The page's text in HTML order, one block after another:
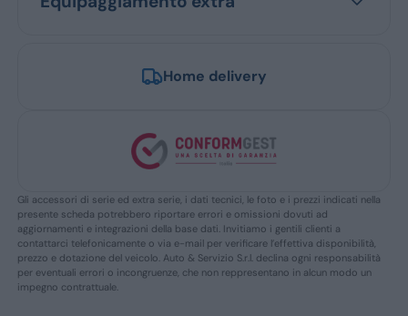
Home delivery
Gli accessori di serie ed extra serie, i dati tecnici, le foto e i prezzi indicati nella
presente scheda potrebbero riportare errori e omissioni dovuti ad
aggiornamenti e integrazioni della base dati. Invitiamo i gentili clienti a
contattarci telefonicamente o via e-mail per verificare l’effettiva disponibilità,
prezzo e dotazione del veicolo. Auto & Servizio S.r.l. declina ogni responsabilità
per eventuali errori o incongruenze, che non reppresentano in alcun modo un
impegno contrattuale.